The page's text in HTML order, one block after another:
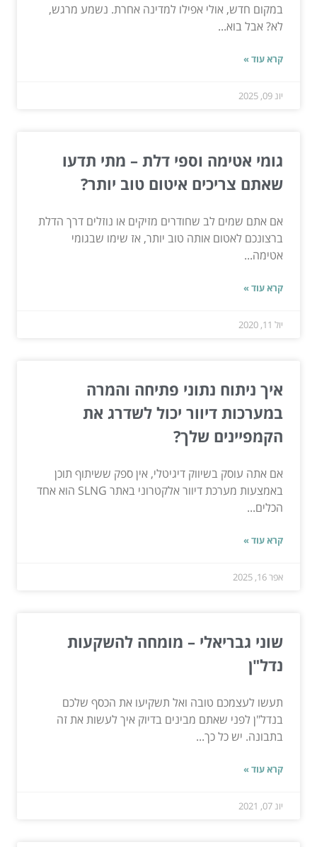
במקום חדש, אולי אפילו למדינה אחרת. נשמע מרגש,
לא? אבל בוא...
קרא עוד »
יונ 09, 2025
גומי אטימה וספי דלת – מתי תדעו
שאתם צריכים איטום טוב יותר?
אם אתם שמים לב שחודרים מזיקים או נוזלים דרך הדלת
ברצונכם לאטום אותה טוב יותר, אז שימו שבגומי
אטימה...
קרא עוד »
יול 11, 2020
איך ניתוח נתוני פתיחה והמרה
במערכות דיוור יכול לשדרג את
הקמפיינים שלך?
אם אתה עוסק בשיווק דיגיטלי, אין ספק ששיתוף תוכן
באמצעות מערכת דיוור אלקטרוני באתר SLNG הוא אחד
הכלים...
קרא עוד »
אפר 16, 2025
שוני גבריאלי – מומחה להשקעות
נדל"ן
תעשו לעצמכם טובה ואל תשקיעו את הכסף שלכם
בנדל"ן לפני שאתם מבינים בדיוק איך לעשות את זה
בתבונה. יש כל כך...
קרא עוד »
יונ 07, 2021